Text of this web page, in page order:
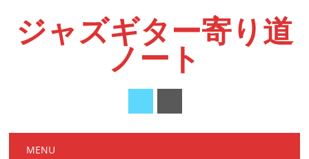
ジャズギター寄り道
ノート
Main menu
MENU